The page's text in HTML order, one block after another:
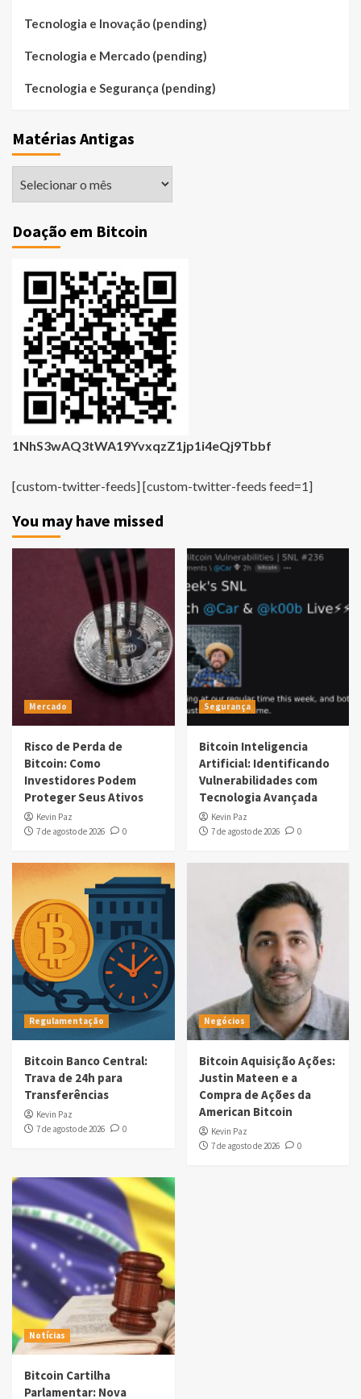
Tecnologia e Inovação (pending)
Tecnologia e Mercado (pending)
Tecnologia e Segurança (pending)
Matérias Antigas
Doação em Bitcoin
1NhS3wAQ3tWA19YvxqzZ1jp1i4eQj9Tbbf
[custom-twitter-feeds] [custom-twitter-feeds feed=1]
You may have missed
Mercado
Risco de Perda de
Bitcoin: Como
Investidores Podem
Proteger Seus Ativos
Kevin Paz
7 de agosto de 2026
0
Segurança
Bitcoin Inteligencia
Artificial: Identificando
Vulnerabilidades com
Tecnologia Avançada
Kevin Paz
7 de agosto de 2026
0
Regulamentação
Bitcoin Banco Central:
Trava de 24h para
Transferências
Kevin Paz
7 de agosto de 2026
0
Negócios
Bitcoin Aquisição Ações:
Justin Mateen e a
Compra de Ações da
American Bitcoin
Kevin Paz
7 de agosto de 2026
0
Notícias
Bitcoin Cartilha
Parlamentar: Nova